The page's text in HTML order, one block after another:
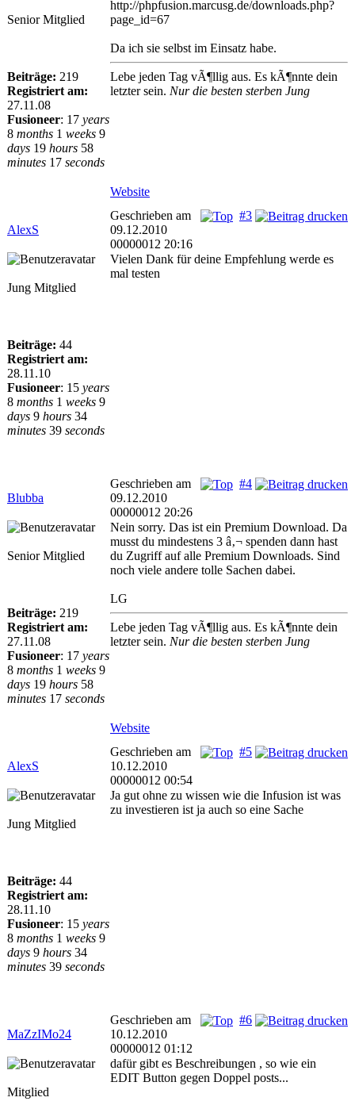
Senior Mitglied
Beiträge: 219
Registriert am:
27.11.08
Fusioneer: 17 years
8 months 1 weeks 9
days 19 hours 58
minutes 17 seconds
http://phpfusion.marcusg.de/downloads.php?
page_id=67
Da ich sie selbst im Einsatz habe.
Lebe jeden Tag vÃ¶llig aus. Es kÃ¶nnte dein
letzter sein. Nur die besten sterben Jung
Website
AlexS
#3
Geschrieben am
09.12.2010
00000012 20:16
Jung Mitglied
Beiträge: 44
Registriert am:
28.11.10
Fusioneer: 15 years
8 months 1 weeks 9
days 9 hours 34
minutes 39 seconds
Vielen Dank für deine Empfehlung werde es
mal testen
Blubba
#4
Geschrieben am
09.12.2010
00000012 20:26
Senior Mitglied
Beiträge: 219
Registriert am:
27.11.08
Fusioneer: 17 years
8 months 1 weeks 9
days 19 hours 58
minutes 17 seconds
Nein sorry. Das ist ein Premium Download. Da
musst du mindestens 3 â‚¬ spenden dann hast
du Zugriff auf alle Premium Downloads. Sind
noch viele andere tolle Sachen dabei.
LG
Lebe jeden Tag vÃ¶llig aus. Es kÃ¶nnte dein
letzter sein. Nur die besten sterben Jung
Website
AlexS
#5
Geschrieben am
10.12.2010
00000012 00:54
Jung Mitglied
Beiträge: 44
Registriert am:
28.11.10
Fusioneer: 15 years
8 months 1 weeks 9
days 9 hours 34
minutes 39 seconds
Ja gut ohne zu wissen wie die Infusion ist was
zu investieren ist ja auch so eine Sache
MaZzIMo24
#6
Geschrieben am
10.12.2010
00000012 01:12
Mitglied
dafür gibt es Beschreibungen , so wie ein
EDIT Button gegen Doppel posts...